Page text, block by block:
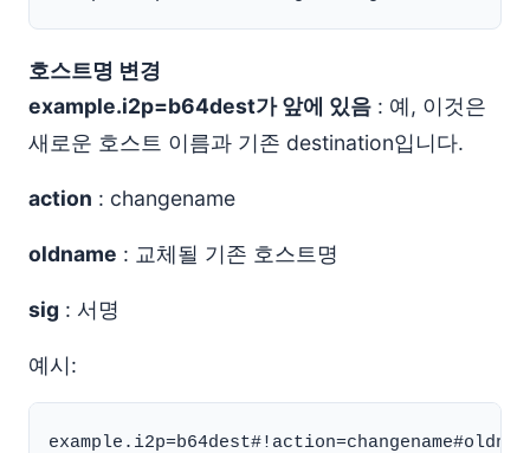
호스트명 변경
example.i2p=b64dest가 앞에 있음 : 예, 이것은
새로운 호스트 이름과 기존 destination입니다.
action : changename
oldname : 교체될 기존 호스트명
sig : 서명
예시: